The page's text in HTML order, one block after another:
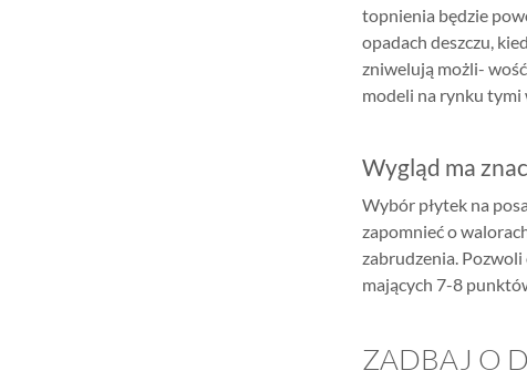
topnienia będzie
opadach deszczu,
zniwelują możli-
modeli na rynku tymi
Wygląd ma
Wybór płytek na
zapomnieć o
zabrudzenia.
mających 7-8
ZADBAJ O